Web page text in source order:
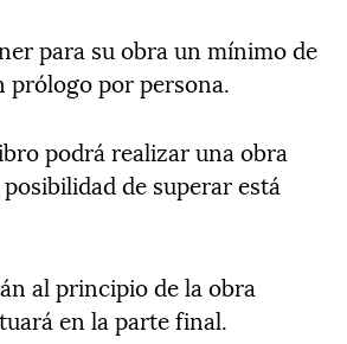
para su obra un mínimo de
prólogo por persona.
podrá realizar una obra
de superar está
al principio de la obra
en la parte final.